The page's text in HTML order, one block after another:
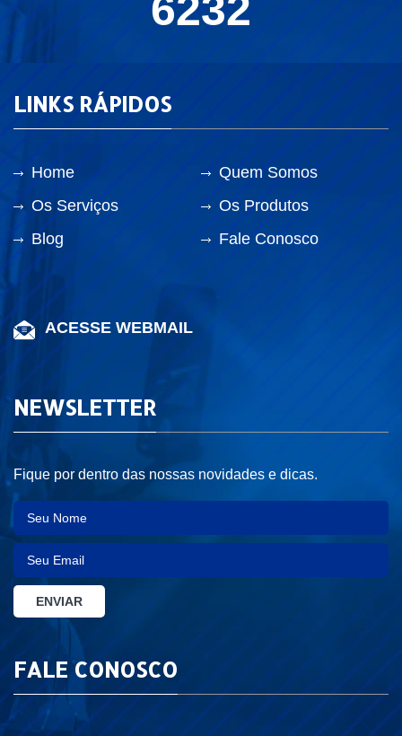
6232
LINKS RÁPIDOS
Home
Quem Somos
Os Serviços
Os Produtos
Blog
Fale Conosco
ACESSE WEBMAIL
NEWSLETTER
Fique por dentro das nossas novidades e dicas.
FALE CONOSCO